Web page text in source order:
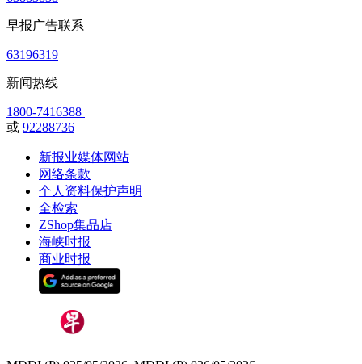
早报广告联系
63196319
新闻热线
1800-7416388
或 92288736
新报业媒体网站
网络条款
个人资料保护声明
全检索
ZShop集品店
海峡时报
商业时报